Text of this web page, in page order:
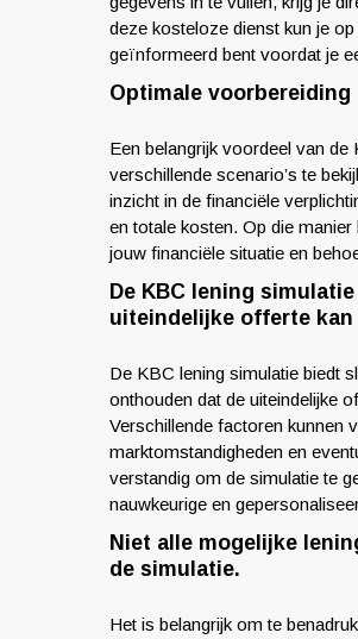
deze kosteloze dienst kun je
geïnformeerd bent voordat je
Optimale voorbereiding
Een belangrijk voordeel van
verschillende scenario’s te
inzicht in de financiële
en totale kosten. Op die
jouw financiële situatie en
De KBC lening
uiteindelijke offerte
De KBC lening simulatie biedt
onthouden dat de uiteindelijke
Verschillende factoren kunnen
marktomstandigheden en
verstandig om de simulatie te
nauwkeurige en
Niet alle mogelijke
de simulatie.
Het is belangrijk om te